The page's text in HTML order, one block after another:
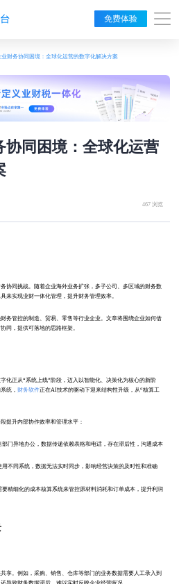
免费体验
业财务协同困境：全球化运营的数字化解决方案
协同困境：全球化运营
467 浏览
协同挑战。随着企业海外业务扩张，多子公司、多区域的财务数
来实现业财一体化管理，提升财务管理效率。
务管控的制造、贸易、零售等行业企业。文章将围绕企业如何借
同，提供可落地的思路框架。
化正从“系统上线”阶段，迈入以智能化、决策化为核心的新阶
系统，财务软件正在AI技术的驱动下迎来结构性升级，从“核算工
提升内部协作效率和管理水平：
门异地办公，数据传递依赖表格和电话，存在滞后性，沟通成本
不同系统，数据无法实时同步，影响经营决策的及时性和准确
精细化的成本核算系统来管控原材料消耗和订单成本，提升利润
享。例如，采购、销售、仓库等部门的业务数据需要人工录入到
导致财务数据滞后，难以实时反映企业经营状况。